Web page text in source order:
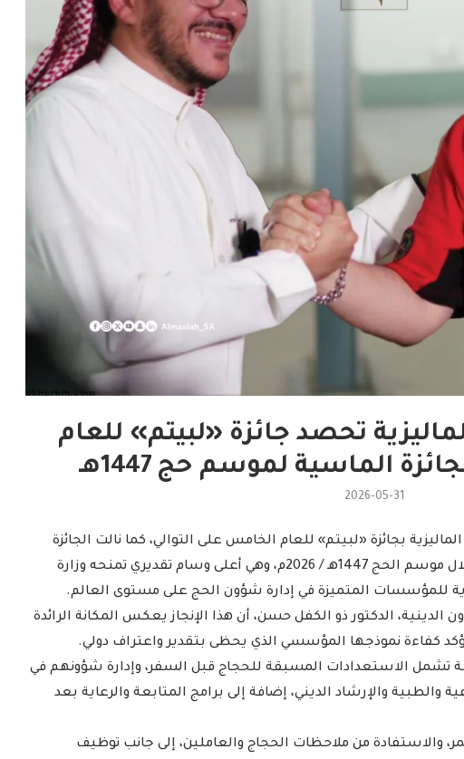
تحصد جائزة «لبيتم» للعام
الماسية لموسم حج 1447هـ
2026-05-31
بجائزة «لبيتم» للعام الخامس على التوالي، كما نالت الجائزة
الماسية (Diamond Award) للمرة الثانية خلال موسم الحج 1447هـ / 2026م، وهي أعلى وسام تقديري تمنحه وزارة
للمؤسسات المتميزة في إدارة شؤون الحج على مستوى العالم.
الدينية، الدكتور ذو الكفل حسن، أن هذا الإنجاز يعكس المكانة الرائدة
كفاءة نموذجها المؤسسي الذي يحظى بتقدير واعتراف دولي.
تشمل الاستعدادات المسبقة للحجاج قبل السفر، وإدارة شؤونهم في
والطبية والإرشاد الديني، إضافة إلى برامج المتابعة والرعاية بعد
والاستفادة من ملاحظات الحجاج والعاملين، إلى جانب توظيف